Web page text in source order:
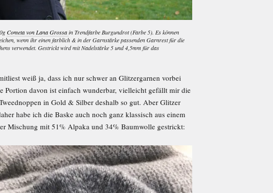
Cometa von Lana Grossain Trendfarbe Burgundrot (Farbe 5). Es können
wenn ihr einen farblich & in der Garnstärke passenden Garnrest für die
verwendet. Gestrickt wird mit Nadelstärke 5 und 4,5mm für das
weiß ja, dass ich nur schwer an Glitzergarnen vorbei
Portion davon ist einfach wunderbar, vielleicht gefällt mir die
in Gold & Silber deshalb so gut. Aber Glitzer
habe ich die Baske auch noch ganz klassisch aus einem
Mischung mit 51% Alpaka und 34% Baumwolle gestrickt: